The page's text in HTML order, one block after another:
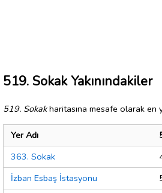
519. Sokak Yakınındakiler
519. Sokakharitasına mesafe olarak en
Yer Adı
363. Sokak
İzban Esbaş İstasyonu